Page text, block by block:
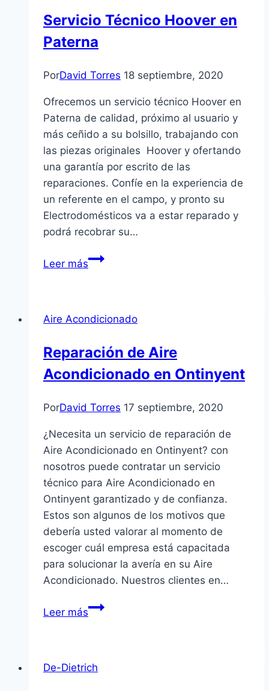
Servicio Técnico Hoover en
Paterna
PorDavid Torres 18 septiembre, 2020
Ofrecemos un servicio técnico Hoover en
Paterna de calidad, próximo al usuario y
más ceñido a su bolsillo, trabajando con
las piezas originales Hoover y ofertando
una garantía por escrito de las
reparaciones. Confíe en la experiencia de
un referente en el campo, y pronto su
Electrodomésticos va a estar reparado y
podrá recobrar su…
Leer másServicio
Paterna
Aire Acondicionado
Reparación de Aire
Acondicionado en Ontinyent
PorDavid Torres 17 septiembre, 2020
¿Necesita un servicio de reparación de
Aire Acondicionado en Ontinyent? con
nosotros puede contratar un servicio
técnico para Aire Acondicionado en
Ontinyent garantizado y de confianza.
Estos son algunos de los motivos que
debería usted valorar al momento de
escoger cuál empresa está capacitada
para solucionar la avería en su Aire
Acondicionado. Nuestros clientes en…
Leer másReparación
en
De-Dietrich